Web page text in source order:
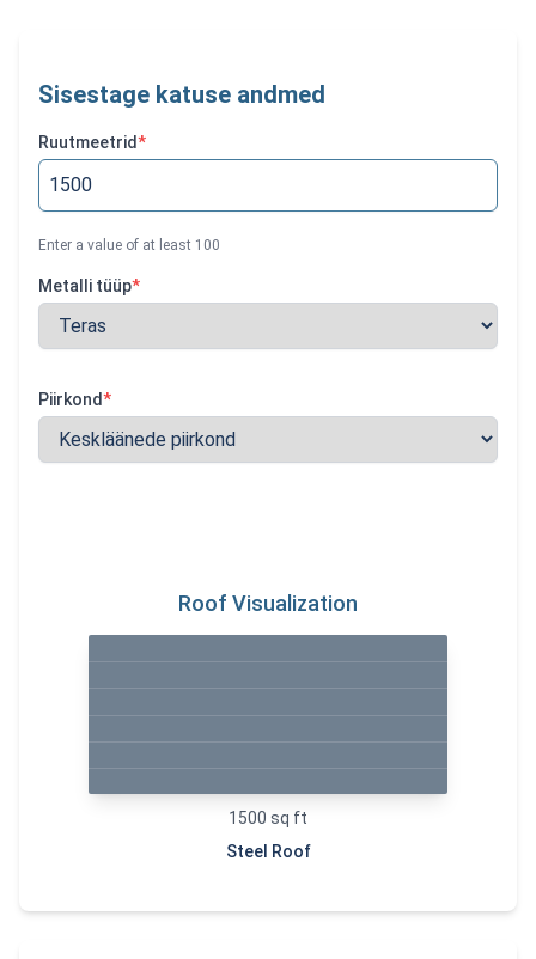
Sisestage katuse andmed
Ruutmeetrid*
Enter a value of at least 100
Metalli tüüp*
Piirkond*
Roof Visualization
1500 sq ft
Steel Roof